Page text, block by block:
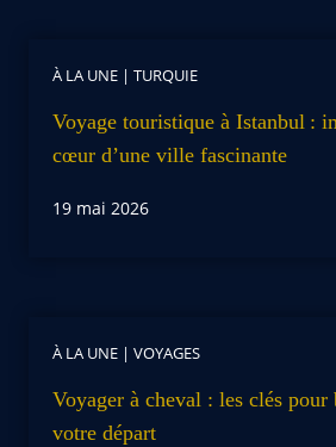
À LA UNE | TURQUIE
Voyage touristique à Istanbul :
cœur d’une ville fascinante
19 mai 2026
À LA UNE | VOYAGES
Voyager à cheval : les clés pour
votre départ